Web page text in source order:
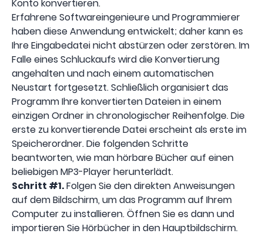
Konto konvertieren.
Erfahrene Softwareingenieure und Programmierer
haben diese Anwendung entwickelt; daher kann es
Ihre Eingabedatei nicht abstürzen oder zerstören. Im
Falle eines Schluckaufs wird die Konvertierung
angehalten und nach einem automatischen
Neustart fortgesetzt. Schließlich organisiert das
Programm Ihre konvertierten Dateien in einem
einzigen Ordner in chronologischer Reihenfolge. Die
erste zu konvertierende Datei erscheint als erste im
Speicherordner. Die folgenden Schritte
beantworten, wie man hörbare Bücher auf einen
beliebigen MP3-Player herunterlädt.
Schritt #1.Folgen Sie den direkten Anweisungen
auf dem Bildschirm, um das Programm auf Ihrem
Computer zu installieren. Öffnen Sie es dann und
importieren Sie Hörbücher in den Hauptbildschirm.